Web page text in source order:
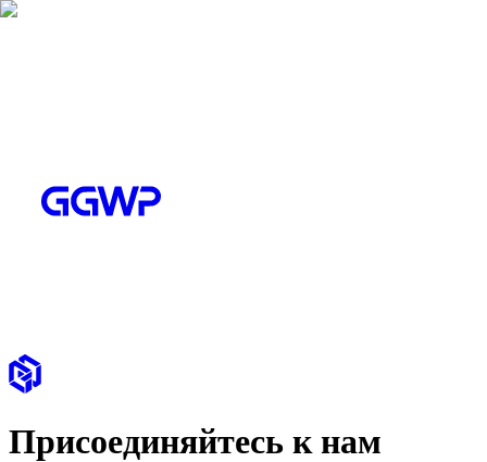
Присоединяйтесь к нам